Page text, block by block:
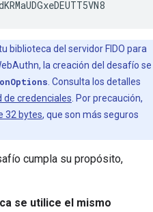
biblioteca del servidor FIDO para
la creación del desafío se
. Consulta los detalles
de credenciales. Por precaución,
32 bytes, que son más seguros
cumpla su propósito,
se utilice el mismo